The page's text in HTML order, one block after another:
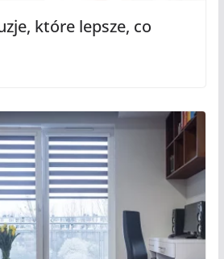
które lepsze, co